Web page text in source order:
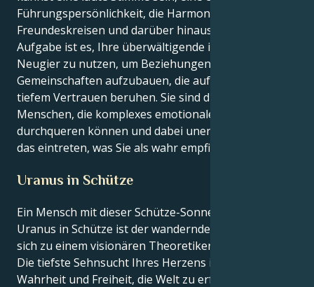
Führungspersönlichkeit, die Harmonie in
Freundeskreisen und darüber hinaus sät. Ihre
Aufgabe ist es, Ihre überwältigende intellektuelle
Neugier zu nutzen, um Beziehungen und
Gemeinschaften aufzubauen, die auf Respekt und
tiefem Vertrauen beruhen. Sie sind die begabten
Menschen, die komplexes emotionales Terrain
durchqueren können und dabei unerschütterlich für
das eintreten, was Sie als wahr empfinden.
Uranus in Schütze
Ein Mensch mit dieser Schütze-Sonne und einem
Uranus in Schütze ist der wandernde Philosoph, der
sich zu einem visionären Theoretiker erheben muss.
Die tiefste Sehnsucht Ihres Herzens ist die nach
Wahrheit und Freiheit, die Welt zu erforschen und